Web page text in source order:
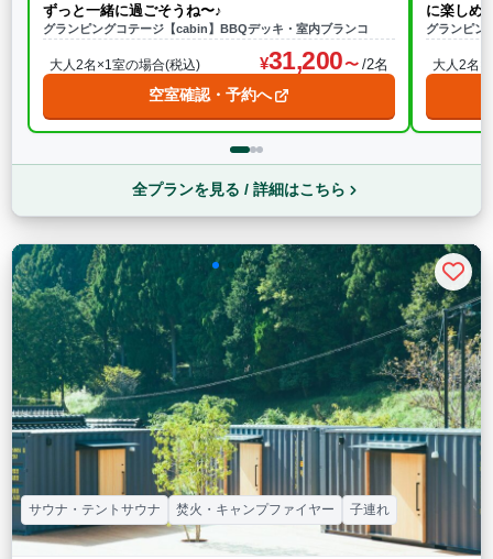
ずっと一緒に過ごそうね〜♪
グランピングコテージ【cabin】BBQデッキ・室内ブランコ
大人2名×1室の場合(税込) 31,200 /2名
空室確認・予約へ
に楽しめ
グランピン
大人2名
全プランを見る / 詳細はこちら
サウナ・テントサウナ 焚火・キャンプファイヤー 子連れ